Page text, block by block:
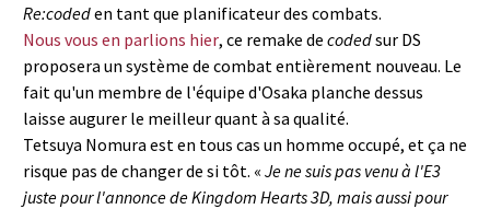
Re:codeden tant que planificateur des combats.
Nous vous en parlions hier, ce remake de codedsur DS
proposera un système de combat entièrement nouveau. Le
fait qu'un membre de l'équipe d'Osaka planche dessus
laisse augurer le meilleur quant à sa qualité.
Tetsuya Nomura est en tous cas un homme occupé, et ça ne
risque pas de changer de si tôt. « Je ne suis pas venu à l'E3
juste pour l'annonce de Kingdom Hearts 3D, mais aussi pour